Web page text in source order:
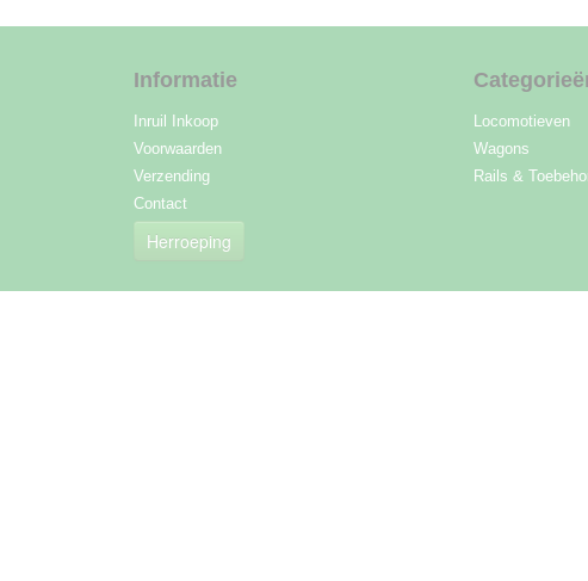
Informatie
Inruil Inkoop
Voorwaarden
Verzending
Contact
Herroeping
Locomotieven
Wagons
Rails &